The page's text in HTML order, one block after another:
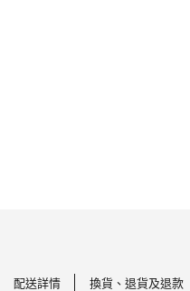
配送詳情 換貨、退貨及退款